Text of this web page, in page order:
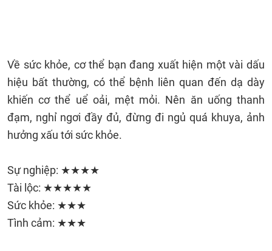
Về sức khỏe, cơ thể bạn đang xuất hiện một vài dấu
hiệu bất thường, có thể bệnh liên quan đến dạ dày
khiến cơ thể uể oải, mệt mỏi. Nên ăn uống thanh
đạm, nghỉ ngơi đầy đủ, đừng đi ngủ quá khuya, ảnh
hưởng xấu tới sức khỏe.
Sự nghiệp: ★★★★
Tài lộc: ★★★★★
Sức khỏe: ★★★
Tình cảm: ★★★